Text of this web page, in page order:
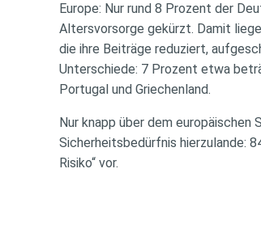
Europe: Nur rund 8 Prozent der
Altersvorsorge gekürzt. Damit
die ihre Beiträge reduziert,
Unterschiede: 7 Prozent etwa
Portugal und Griechenland.
Nur knapp über dem
Sicherheitsbedürfnis hierzulande:
Risiko“ vor.